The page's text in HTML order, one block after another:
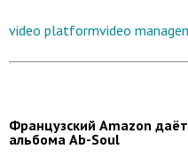
video platformvideo
Французский Amazon
альбома Ab-Soul